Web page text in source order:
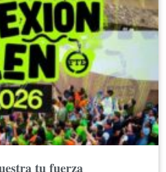
tu fuerza